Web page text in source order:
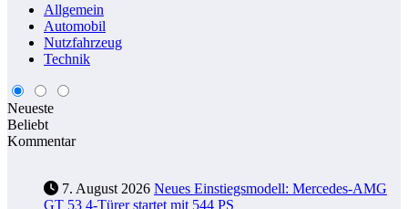
Allgemein
Automobil
Nutzfahrzeug
Technik
Neueste
Beliebt
Kommentar
7. August 2026 Neues Einstiegsmodell: Mercedes-AMG
GT 53 4-Türer startet mit 544 PS